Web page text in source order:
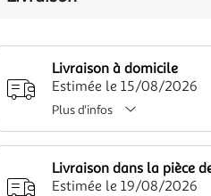
Livraison à domicile
Estimée le 15/08/2026
Plus d'infos
Livraison dans la pièce
Estimée le 19/08/2026